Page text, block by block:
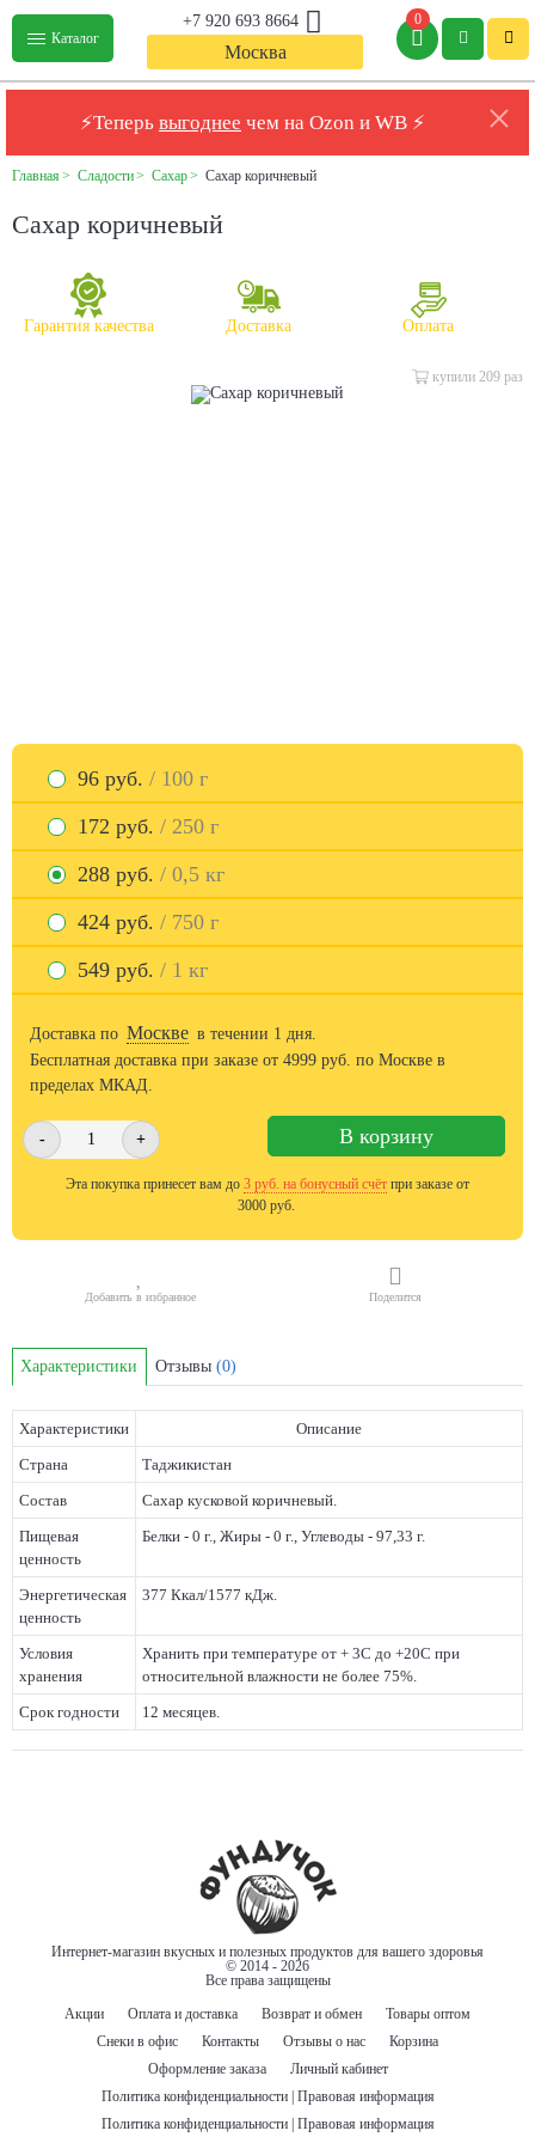
Каталог
Москва
+7 920 693 8664 0
⚡Теперь выгоднее чем на Ozon и WB ⚡
Главная Сладости Сахар Сахар коричневый
Сахар коричневый
Гарантия качества Доставка Оплата
купили 209 раз
96 руб. / 100 г
172 руб. / 250 г
288 руб. / 0,5 кг
424 руб. / 750 г
549 руб. / 1 кг
Доставка по Москве в течении 1 дня.
Бесплатная доставка при заказе от 4999 руб. по Москве в
пределах МКАД.
- + В корзину
Эта покупка принесет вам до 3 руб. на бонусный счёт при заказе от
3000 руб.
Добавить в избранное Поделится
Характеристики Отзывы(0)
Характеристики
Описание
Страна
Таджикистан
Состав
Сахар кусковой коричневый.
Пищевая
ценность
Белки - 0 г., Жиры - 0 г., Углеводы - 97,33 г.
Энергетическая
ценность
377 Ккал/1577 кДж.
Условия
хранения
Хранить при температуре от + 3С до +20С при
относительной влажности не более 75%.
Срок годности
12 месяцев.
Интернет-магазин вкусных и полезных продуктов для вашего здоровья
© 2014 - 2026
Все права защищены
Акции
Оплата и доставка Возврат и обмен
Товары оптом
Снеки в офис
Контакты Отзывы о нас
Корзина
Оформление заказа
Личный кабинет
Политика конфиденциальности | Правовая информация
Политика конфиденциальности | Правовая информация